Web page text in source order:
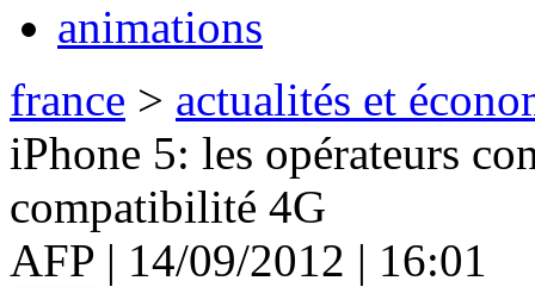
animations
france > actualités et
iPhone 5: les opérateurs
compatibilité 4G
AFP | 14/09/2012 | 16:01